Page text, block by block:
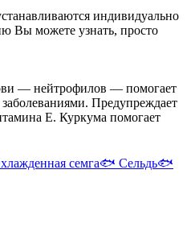
индивидуально
Вы можете узнать, просто
— нейтрофилов — помогает
Предупреждает
Е. Куркума помогает
семга🐟 Сельдь🐟